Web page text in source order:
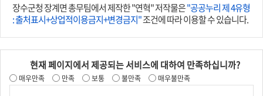
장수군청 장계면 총무팀에서 제작한 "연혁" 저작물은"공공누리 제 4유형
: 출처표시+상업적이용금지+변경금지"조건에 따라 이용할 수 있습니다.
현재 페이지에서 제공되는 서비스에 대하여 만족하십니까?
매우만족 만족 보통 불만족 매우불만족